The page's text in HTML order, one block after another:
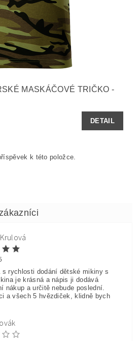
MASKÁČOVÉ TRIČKO -
DETAIL
k této položce.
rychlosti dodání dětské mikiny s
je krásná a nápis ji dodává
nákup a určitě nebude poslední.
a všech 5 hvězdiček, klidně bych